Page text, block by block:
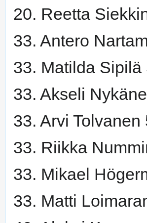
20. Reetta
33. Antero
33. Matilda Sipilä
33. Akseli
33. Arvi Tolvanen
33. Riikka
33. Mikael
33. Matti